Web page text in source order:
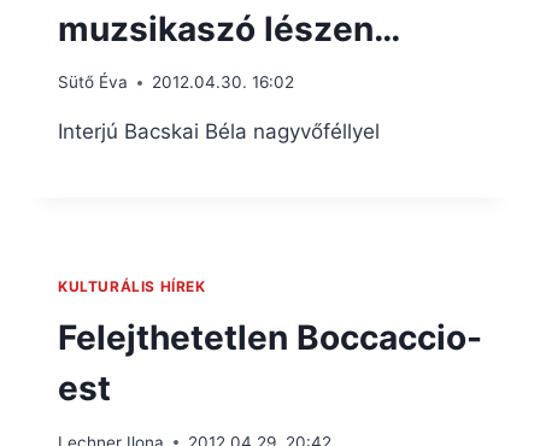
muzsikaszó lészen…
Sütő Éva 2012.04.30. 16:02
Interjú Bacskai Béla nagyvőféllyel
KULTURÁLIS HÍREK
Felejthetetlen Boccaccio-
est